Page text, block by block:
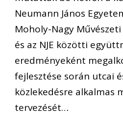
Neumann János
Moholy-Nagy
és az NJE közötti
eredményeként
fejlesztése során utcai
közlekedésre alkalmas
tervezését…